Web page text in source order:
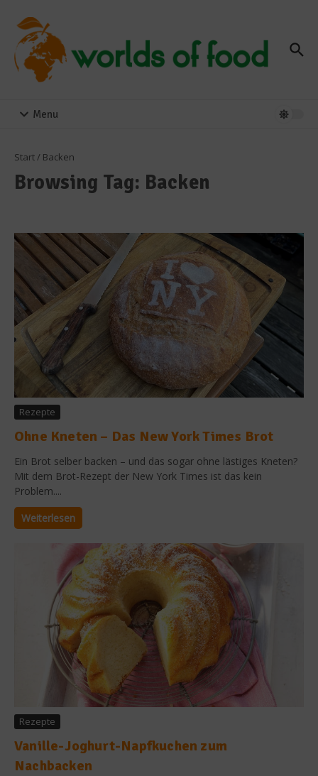
Menu
Start/ Backen
Browsing Tag: Backen
Rezepte
Ohne Kneten – Das New York Times Brot
Ein Brot selber backen – und das sogar ohne lästiges Kneten?
Mit dem Brot-Rezept der New York Times ist das kein
Problem....
Weiterlesen
Rezepte
Vanille-Joghurt-Napfkuchen zum
Nachbacken